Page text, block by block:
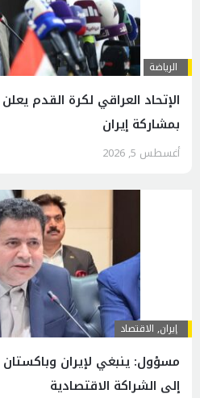
الرياضة
الإتحاد العراقي لكرة القدم
بمشاركة إيران
أغسطس 5, 2026
إيران, الاقتصاد
مسؤول: ينبغي لإيران وباكستان
إلى الشراكة الاقتصادية